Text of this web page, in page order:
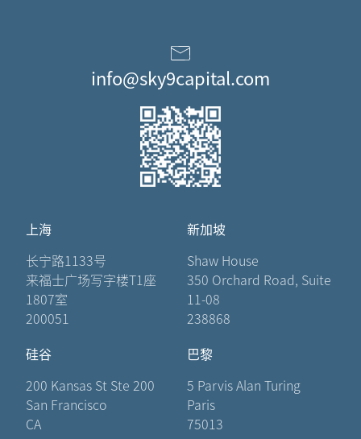
info@sky9capital.com
上海
长宁路1133号
来福士广场写字楼T1座
1807室
200051
新加坡
Shaw House
350 Orchard Road, Suite
11-08
238868
硅谷
200 Kansas St Ste 200
San Francisco
CA
巴黎
5 Parvis Alan Turing
Paris
75013